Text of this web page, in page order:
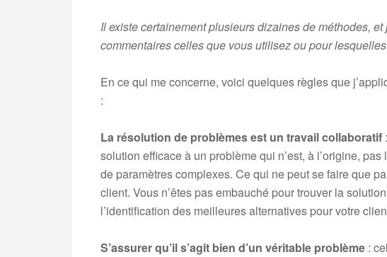
Il existe certainement plusieurs dizaines de méthodes,
commentaires celles que vous utilisez ou pour
En ce qui me concerne, voici quelques règles que
:
La résolution de problèmes est un travail collaboratif
solution efficace à un problème qui n’est, à l’origine,
de paramètres complexes. Ce qui ne peut se faire que
client. Vous n’êtes pas embauché pour trouver la
l’identification des meilleures alternatives pour votre
S’assurer qu’il s’agit bien d’un véritable problème :